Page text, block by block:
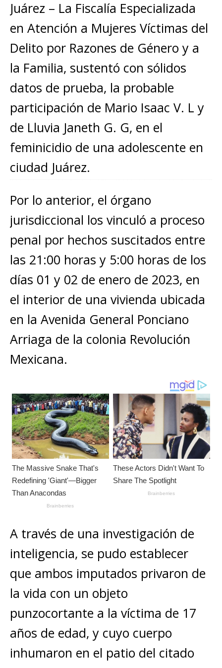
A
p
p
b
o
o
k
n
g
e
r
r Li
n
k
m
p
ar
ti
r
Juárez – La Fiscalía Especializada
en Atención a Mujeres Víctimas del
Delito por Razones de Género y a
la Familia, sustentó con sólidos
datos de prueba, la probable
participación de Mario Isaac V. L y
de Lluvia Janeth G. G, en el
feminicidio de una adolescente en
ciudad Juárez.
Por lo anterior, el órgano
jurisdiccional los vinculó a proceso
penal por hechos suscitados entre
las 21:00 horas y 5:00 horas de los
días 01 y 02 de enero de 2023, en
el interior de una vivienda ubicada
en la Avenida General Ponciano
Arriaga de la colonia Revolución
Mexicana.
A través de una investigación de
inteligencia, se pudo establecer
que ambos imputados privaron de
la vida con un objeto
punzocortante a la víctima de 17
años de edad, y cuyo cuerpo
inhumaron en el patio del citado